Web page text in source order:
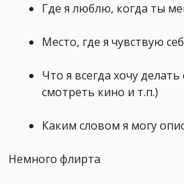
Где я люблю, когда ты
Место, где я чувствую
Что я всегда хочу делать
смотреть кино и т.п.)
Каким словом я могу
Немного флирта